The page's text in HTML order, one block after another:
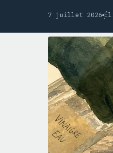
7 juillet 2026·